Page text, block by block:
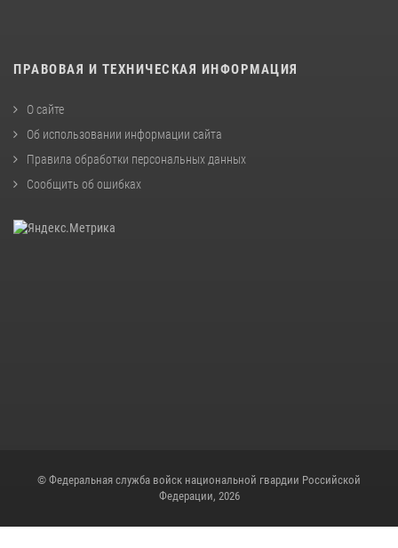
ПРАВОВАЯ И ТЕХНИЧЕСКАЯ ИНФОРМАЦИЯ
О сайте
Об использовании информации сайта
Правила обработки персональных данных
Сообщить об ошибках
© Федеральная служба войск национальной гвардии Российской
Федерации, 2026